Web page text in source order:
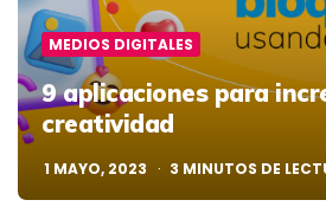
MEDIOS DIGITALES
9 aplicaciones para
creatividad
1 MAYO, 2023 3 MINUTOS DE